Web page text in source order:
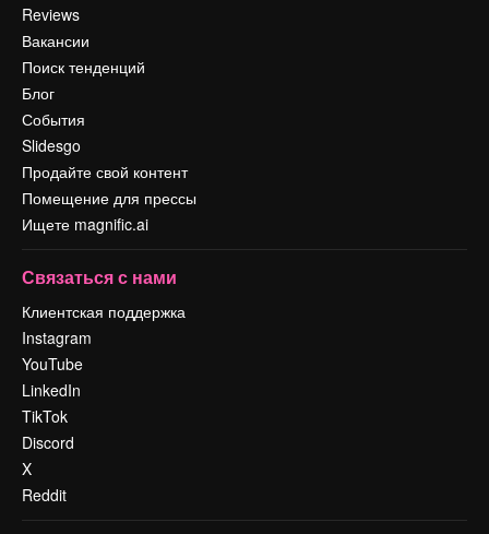
Reviews
Вакансии
Поиск тенденций
Блог
События
Slidesgo
Продайте свой контент
Помещение для прессы
Ищете magnific.ai
Связаться с нами
Клиентская поддержка
Instagram
YouTube
LinkedIn
TikTok
Discord
X
Reddit